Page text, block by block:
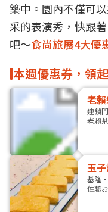
築中。園內不僅可
采的表演秀，快跟
吧～食尚旅展4大優
本週優惠券，領
老
連鎖
老賴
玉
基隆
佐藤